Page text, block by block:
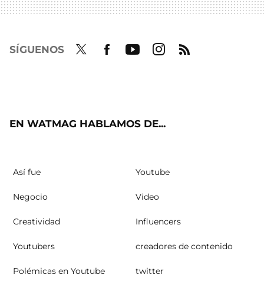
SÍGUENOS
EN WATMAG HABLAMOS DE...
Así fue Youtube
Negocio Video
Creatividad Influencers
Youtubers creadores de contenido
Polémicas en Youtube twitter